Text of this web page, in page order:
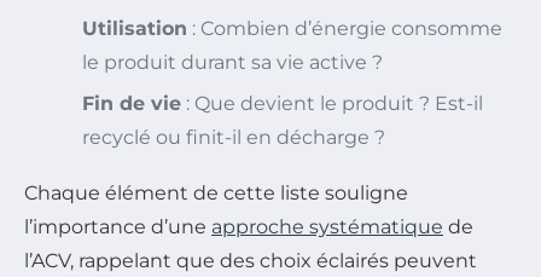
Utilisation : Combien d’énergie consomme
le produit durant sa vie active ?
Fin de vie : Que devient le produit ? Est-il
recyclé ou finit-il en décharge ?
Chaque élément de cette liste souligne
l’importance d’une approche systématique de
l’ACV, rappelant que des choix éclairés peuvent